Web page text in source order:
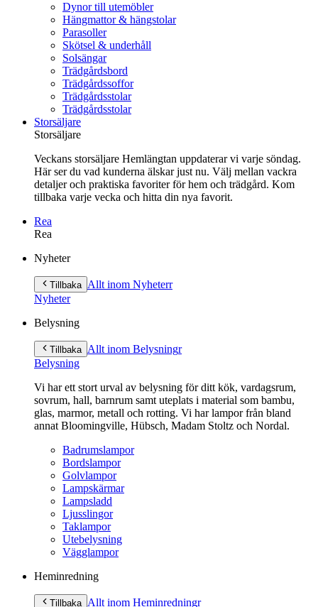
Dynor till utemöbler
Hängmattor & hängstolar
Parasoller
Skötsel & underhåll
Solsängar
Trädgårdsbord
Trädgårdssoffor
Trädgårdsstolar
Trädgårdsstolar
Storsäljare
Storsäljare
Veckans storsäljare Hemlängtan uppdaterar vi varje söndag.
Här ser du vad kunderna älskar just nu. Välj mellan vackra
detaljer och praktiska favoriter för hem och trädgård. Kom
tillbaka varje vecka och hitta din nya favorit.
Rea
Rea
innehåll
Nyheter
Tillbaka Allt inom Nyheterr
Nyheter
Belysning
Tillbaka Allt inom Belysningr
Belysning
Vi har ett stort urval av belysning för ditt kök, vardagsrum,
sovrum, hall, barnrum samt uteplats i material som bambu,
glas, marmor, metall och rotting. Vi har lampor från bland
annat Bloomingville, Hübsch, Madam Stoltz och Nordal.
Badrumslampor
Bordslampor
Golvlampor
Lampskärmar
Lampsladd
Ljusslingor
Taklampor
Utebelysning
Vägglampor
Heminredning
Tillbaka Allt inom Heminredningr